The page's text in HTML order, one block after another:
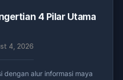
4 Pilar Utama
4, 2026
dengan alur informasi maya